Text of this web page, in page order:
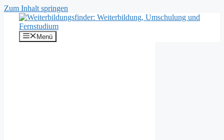
Zum Inhalt springen
Menü